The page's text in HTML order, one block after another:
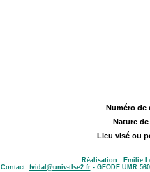
Numéro de
Nature
Lieu visé ou
Réalisation : Emilie
Contact: fvidal@univ-tlse2.fr- GEODE UMR